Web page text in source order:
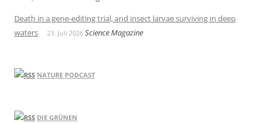
Death in a gene-editing trial, and insect larvae surviving in deep
waters
23. Juli 2026 Science Magazine
NATURE PODCAST
DIE GRÜNEN